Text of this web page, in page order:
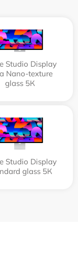
Studio Display
Nano-texture
glass 5К
Studio Display
glass 5К